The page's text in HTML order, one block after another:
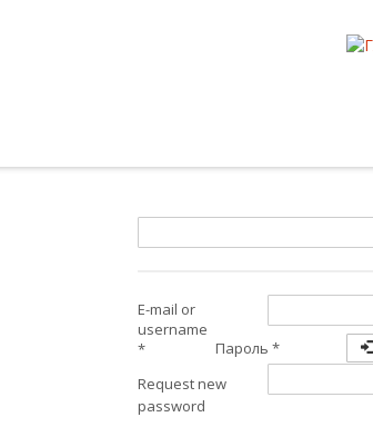
E-mail or
username
*
Пароль *
Request new
password